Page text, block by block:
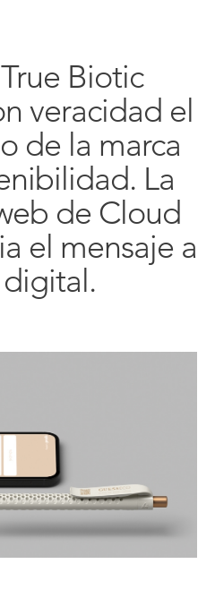
Biotic
veracidad el
de la marca
La
de Cloud
el mensaje a